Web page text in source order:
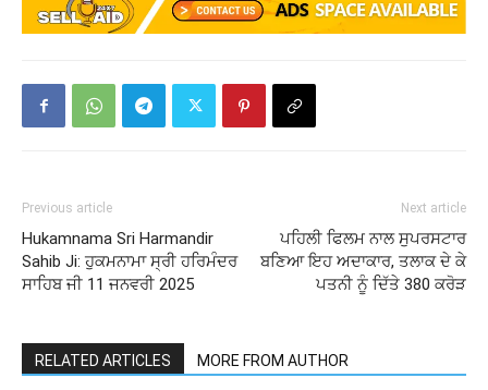
Previous article
Hukamnama Sri Harmandir
Sahib Ji: ਹੁਕਮਨਾਮਾ ਸ੍ਰੀ ਹਰਿਮੰਦਰ
ਸਾਹਿਬ ਜੀ 11 ਜਨਵਰੀ 2025
Next article
ਪਹਿਲੀ ਫਿਲਮ ਨਾਲ ਸੁਪਰਸਟਾਰ
ਬਣਿਆ ਇਹ ਅਦਾਕਾਰ, ਤਲਾਕ ਦੇ ਕੇ
ਪਤਨੀ ਨੂੰ ਦਿੱਤੇ 380 ਕਰੋੜ
RELATED ARTICLES MORE FROM AUTHOR